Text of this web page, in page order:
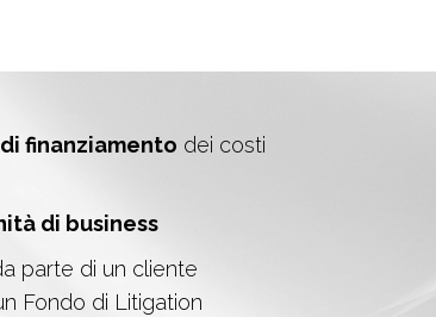
finanziamento dei costi
di business
parte di un cliente
Fondo di Litigation